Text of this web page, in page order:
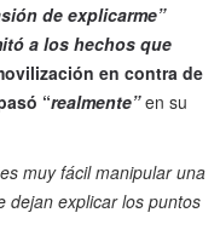
de explicarme”
a los hechos que
en contra de
“realmente”en su
es muy fácil manipular una
dejan explicar los puntos